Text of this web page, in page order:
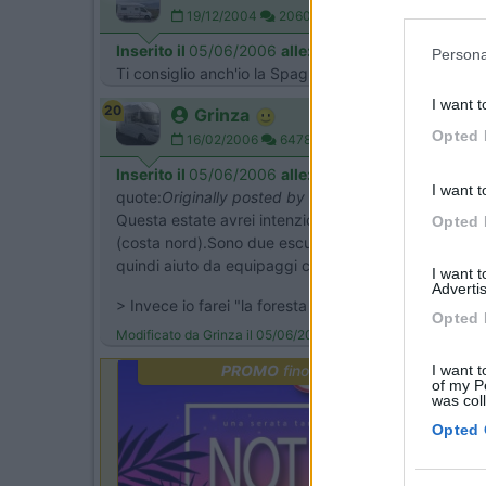
I want
Opted
I want
Opted
I want
Opted
I want
of my
was
Opted
19/12/2004 2060
Inserito il 05/06/2006 alle:
Ti consiglio anch'io la Spagna del Nord.Ci sono dei
20 Grinza
16/02/2006 64787
Inserito il 05/06/2006 alle:
quote:Originally posted by Quasar54
Questa estate avrei intenzione di cambiare con il
(costa nord).Sono due escursioni completamente
quindi aiuto da equipaggi che hanno gia fatto
> Invece io farei "la foresta nera", senza però dire
Modificato da Grinza il 05/06/2006 alle 15:25:59
PROMOfino al 23/08/26